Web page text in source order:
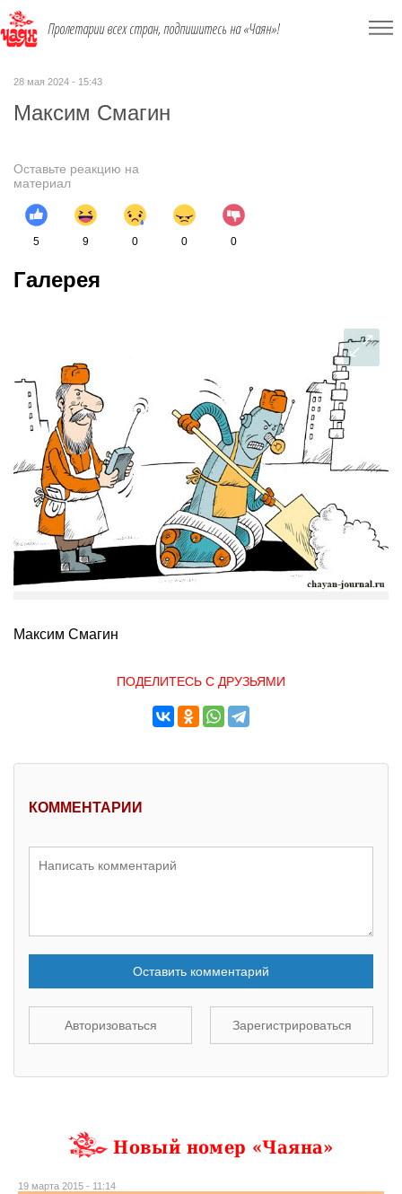
Пролетарии всех стран, подпишитесь на «Чаян»!
28 мая 2024 - 15:43
Максим Смагин
Оставьте реакцию на
материал
5 9 0 0 0
Галерея
Максим Смагин
ПОДЕЛИТЕСЬ С ДРУЗЬЯМИ
КОММЕНТАРИИ
Оставить комментарий
Авторизоваться Зарегистрироваться
Новый номер «Чаяна»
19 марта 2015 - 11:14